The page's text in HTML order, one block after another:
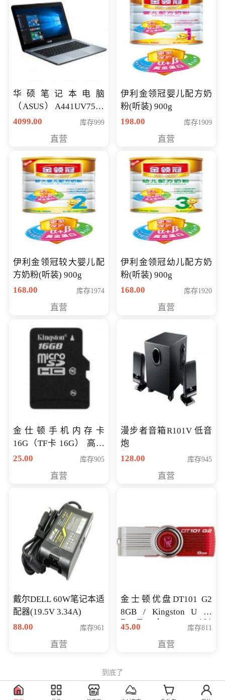
华硕笔记本电脑
（ASUS）A441UV7500
顽石（7代i7-7500U 4G
4099.00 库存999
直营
伊利金领冠婴儿配方奶
粉(听装) 900g
198.00
库存1909
直营
伊利金领冠较大婴儿配
方奶粉(听装) 900g
168.00
库存1974
直营
伊利金领冠幼儿配方奶
粉(听装) 900g
168.00
库存1920
直营
金仕顿手机内存卡
16G（TF卡 16G） 高速
卡 CLASS 10
25.00 库存905
直营
漫步者音箱R101V 低音
炮
128.00
库存945
直营
戴尔DELL 60W笔记本适
配器(19.5V 3.34A)
88.00
库存961
直营
金士顿优盘DT101 G2
8GB / Kingston U 盘
DataTraveler 101
Generati
45.00 库存811
直营
到底了